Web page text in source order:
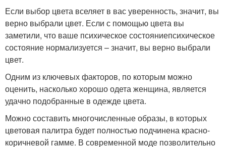
Если выбор цвета вселяет в вас уверенность, значит, вы
верно выбрали цвет. Если с помощью цвета вы
заметили, что ваше психическое состояниепсихическое
состояние нормализуется – значит, вы верно выбрали
цвет.
Одним из ключевых факторов, по которым можно
оценить, насколько хорошо одета женщина, является
удачно подобранные в одежде цвета.
Можно составить многочисленные образы, в которых
цветовая палитра будет полностью подчинена красно-
коричневой гамме. В современной моде позволительно